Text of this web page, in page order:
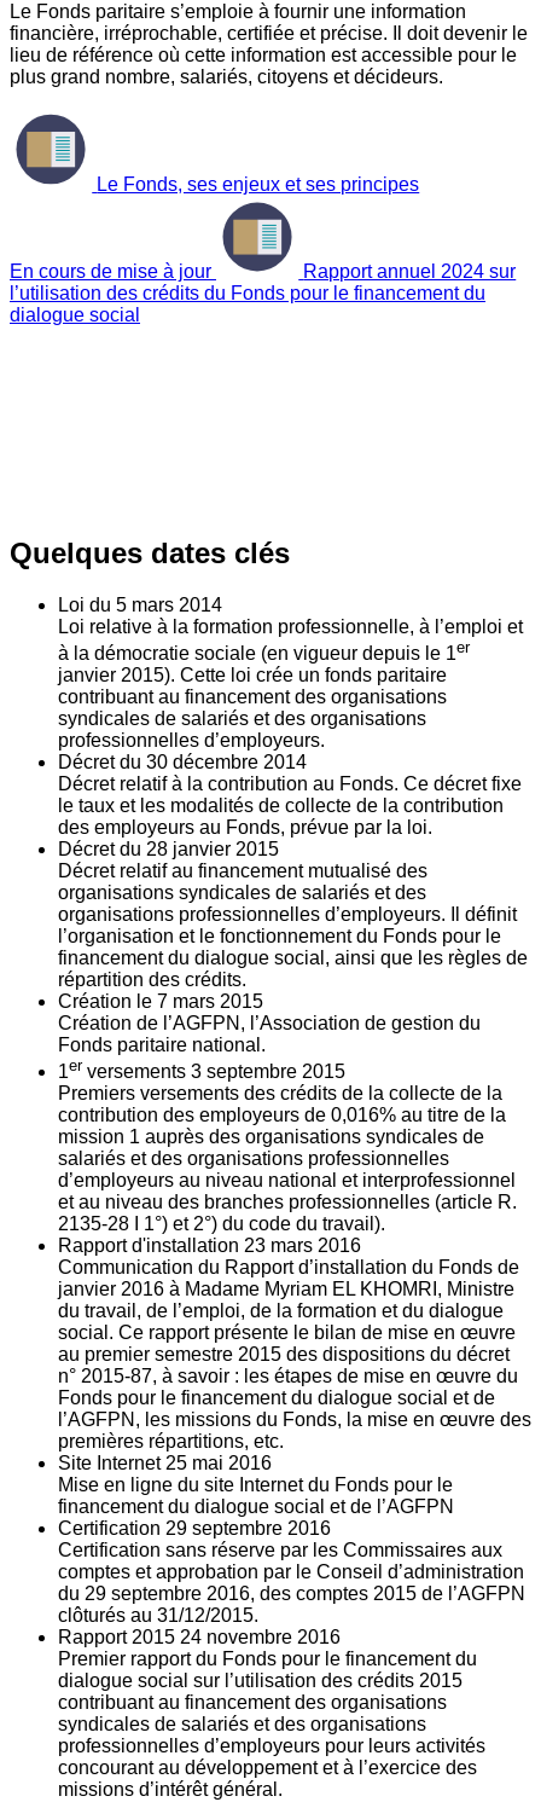
Le Fonds paritaire s’emploie à fournir une information
financière, irréprochable, certifiée et précise. Il doit devenir le
lieu de référence où cette information est accessible pour le
plus grand nombre, salariés, citoyens et décideurs.
Le Fonds, ses enjeux et ses principes
En cours de mise à jour
Rapport annuel 2024 sur
l’utilisation des crédits du Fonds pour le financement du
dialogue social
Quelques dates clés
Loi du 5 mars 2014
Loi relative à la formation professionnelle, à l’emploi et
à la démocratie sociale (en vigueur depuis le 1er
janvier 2015). Cette loi crée un fonds paritaire
contribuant au financement des organisations
syndicales de salariés et des organisations
professionnelles d’employeurs.
Décret du 30 décembre 2014
Décret relatif à la contribution au Fonds. Ce décret fixe
le taux et les modalités de collecte de la contribution
des employeurs au Fonds, prévue par la loi.
Décret du 28 janvier 2015
Décret relatif au financement mutualisé des
organisations syndicales de salariés et des
organisations professionnelles d’employeurs. Il définit
l’organisation et le fonctionnement du Fonds pour le
financement du dialogue social, ainsi que les règles de
répartition des crédits.
Création le 7 mars 2015
Création de l’AGFPN, l’Association de gestion du
Fonds paritaire national.
1er versements 3 septembre 2015
Premiers versements des crédits de la collecte de la
contribution des employeurs de 0,016% au titre de la
mission 1 auprès des organisations syndicales de
salariés et des organisations professionnelles
d’employeurs au niveau national et interprofessionnel
et au niveau des branches professionnelles (article R.
2135‐28 I 1°) et 2°) du code du travail).
Rapport d'installation 23 mars 2016
Communication du Rapport d’installation du Fonds de
janvier 2016 à Madame Myriam EL KHOMRI, Ministre
du travail, de l’emploi, de la formation et du dialogue
social. Ce rapport présente le bilan de mise en œuvre
au premier semestre 2015 des dispositions du décret
n° 2015-87, à savoir : les étapes de mise en œuvre du
Fonds pour le financement du dialogue social et de
l’AGFPN, les missions du Fonds, la mise en œuvre des
premières répartitions, etc.
Site Internet 25 mai 2016
Mise en ligne du site Internet du Fonds pour le
financement du dialogue social et de l’AGFPN
Certification 29 septembre 2016
Certification sans réserve par les Commissaires aux
comptes et approbation par le Conseil d’administration
du 29 septembre 2016, des comptes 2015 de l’AGFPN
clôturés au 31/12/2015.
Rapport 2015 24 novembre 2016
Premier rapport du Fonds pour le financement du
dialogue social sur l’utilisation des crédits 2015
contribuant au financement des organisations
syndicales de salariés et des organisations
professionnelles d’employeurs pour leurs activités
concourant au développement et à l’exercice des
missions d’intérêt général.